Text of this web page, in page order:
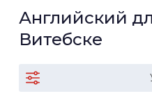
Английский
Витебске